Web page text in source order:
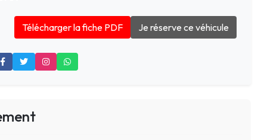
Télécharger la fiche PDF Je réserve ce véhicule